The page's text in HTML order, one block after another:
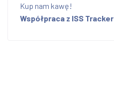
Kup nam kawę!
Współpraca z ISS Tracker